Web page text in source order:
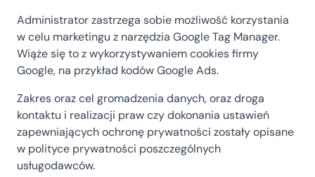
Administrator zastrzega sobie możliwość korzystania
w celu marketingu z narzędzia Google Tag Manager.
Wiąże się to z wykorzystywaniem cookies firmy
Google, na przykład kodów Google Ads.
Zakres oraz cel gromadzenia danych, oraz droga
kontaktu i realizacji praw czy dokonania ustawień
zapewniających ochronę prywatności zostały opisane
w polityce prywatności poszczególnych
usługodawców.